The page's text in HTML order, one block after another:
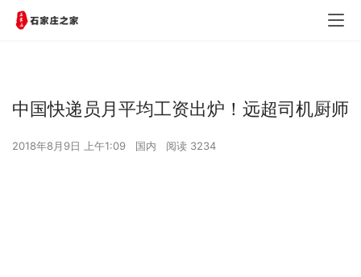
中国快递员月平均工资出炉！远超司机厨师
2018年8月9日 上午1:09 国内 阅读 3234